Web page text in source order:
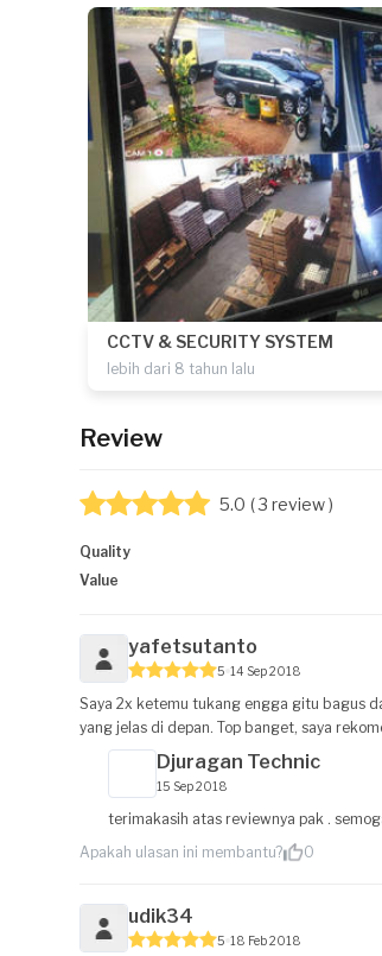
CCTV & SECURITY SYSTEM
lebih dari 8 tahun lalu
Review
5.0 ( 3 review )
Quality
Value
yafetsutanto
5 14 Sep 2018
Saya 2x ketemu tukang engga gitu bagus
yang jelas di depan. Top banget, saya
Djuragan Technic
15 Sep 2018
terimakasih atas reviewnya pak .
Apakah ulasan ini membantu?
0
udik34
5 18 Feb 2018